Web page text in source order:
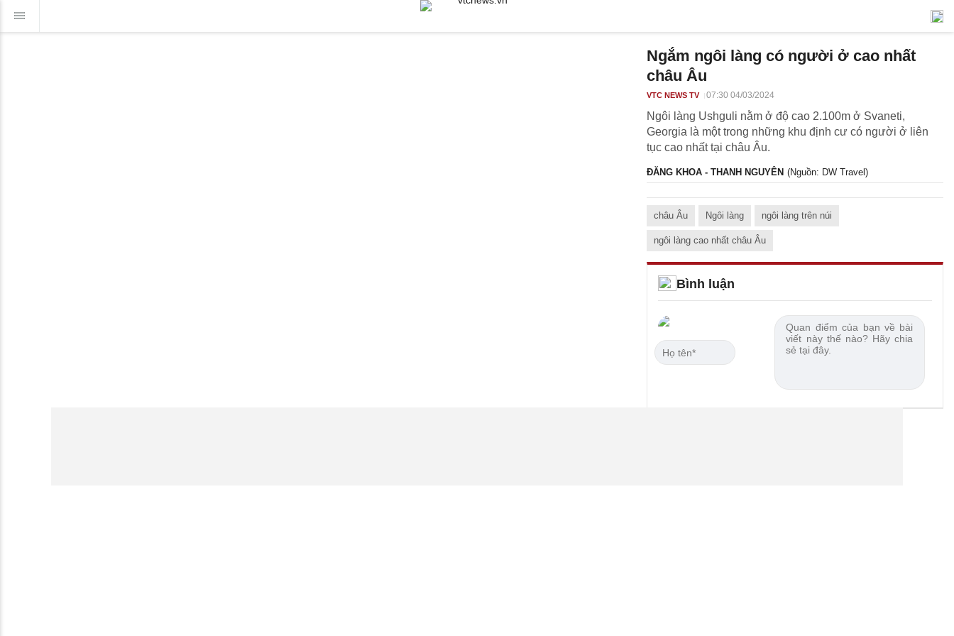
Ngắm ngôi làng có người ở cao nhất
châu Âu
VTC NEWS TV 07:30 04/03/2024
Ngôi làng Ushguli nằm ở độ cao 2.100m ở Svaneti,
Georgia là một trong những khu định cư có người ở liên
tục cao nhất tại châu Âu.
ĐĂNG KHOA - THANH NGUYÊN (Nguồn: DW Travel)
châu Âu Ngôi làng ngôi làng trên núi
ngôi làng cao nhất châu Âu
Bình luận